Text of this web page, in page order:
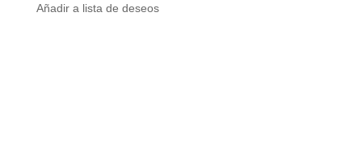
Añadir a lista de deseos